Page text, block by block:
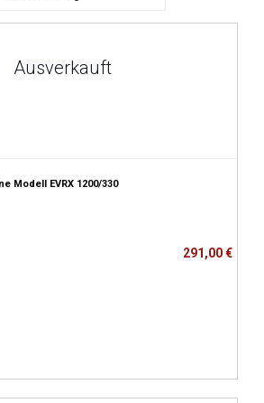
Ausverkauft
SARO Aufsatzkühlvitrine Modell EVRX 1200/330
291,00€